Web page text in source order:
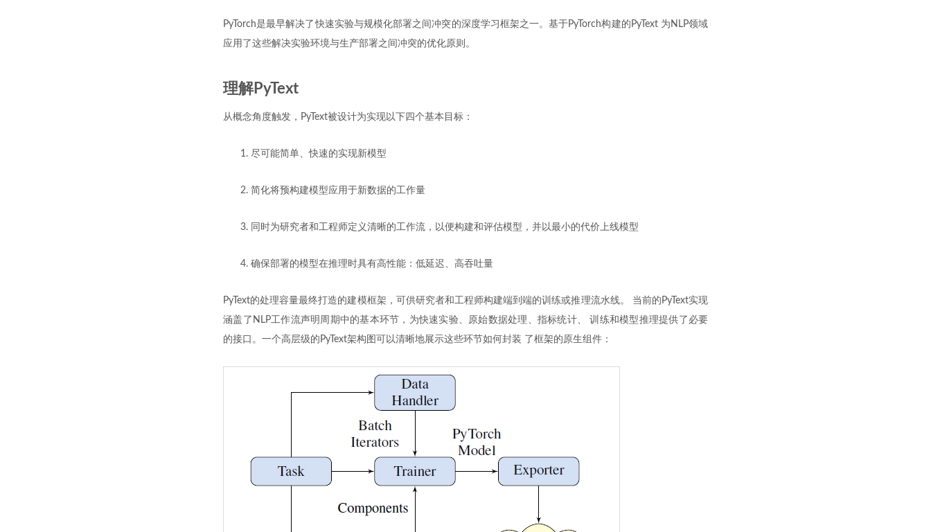
PyTorch是最早解决了快速实验与规模化部署之间冲突的深度学习框架之一。基于PyTorch构建的PyText 为NLP领域
应用了这些解决实验环境与生产部署之间冲突的优化原则。
理解PyText
从概念角度触发，PyText被设计为实现以下四个基本目标：
尽可能简单、快速的实现新模型
简化将预构建模型应用于新数据的工作量
同时为研究者和工程师定义清晰的工作流，以便构建和评估模型，并以最小的代价上线模型
确保部署的模型在推理时具有高性能：低延迟、高吞吐量
PyText的处理容量最终打造的建模框架，可供研究者和工程师构建端到端的训练或推理流水线。 当前的PyText实现
涵盖了NLP工作流声明周期中的基本环节，为快速实验、原始数据处理、指标统计、 训练和模型推理提供了必要
的接口。一个高层级的PyText架构图可以清晰地展示这些环节如何封装 了框架的原生组件：